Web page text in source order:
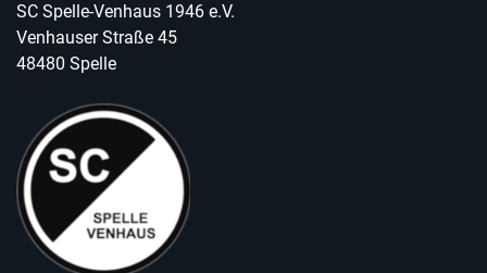
SC Spelle-Venhaus 1946 e.V.
Venhauser Straße 45
48480 Spelle